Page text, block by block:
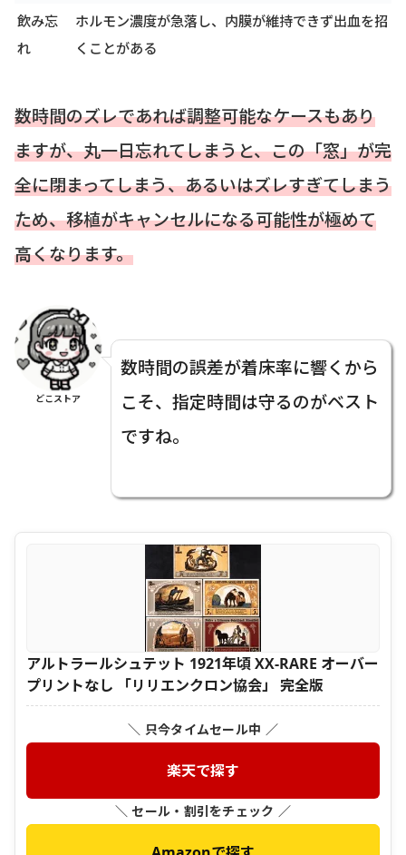
飲み忘
れ
ホルモン濃度が急落し、内膜が維持できず出血を招
くことがある
数時間のズレであれば調整可能なケースもあり
ますが、丸一日忘れてしまうと、この「窓」が完
全に閉まってしまう、あるいはズレすぎてしまう
ため、移植がキャンセルになる可能性が極めて
高くなります。
どこストア
数時間の誤差が着床率に響くから
こそ、指定時間は守るのがベスト
ですね。
アルトラールシュテット 1921年頃 XX-RARE オーバー
プリントなし 「リリエンクロン協会」 完全版
＼ 只今タイムセール中 ／
楽天で探す
＼ セール・割引をチェック ／